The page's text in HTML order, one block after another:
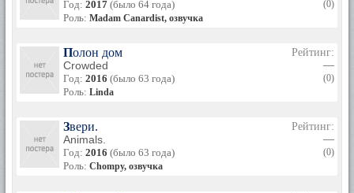
Год: 2017 (было 64 года)
Роль: Madam Canardist, озвучка
(0)
Полон дом
Crowded
Год: 2016 (было 63 года)
Роль: Linda
Рейтинг:
—
(0)
Звери.
Animals.
Год: 2016 (было 63 года)
Роль: Chompy, озвучка
Рейтинг:
—
(0)